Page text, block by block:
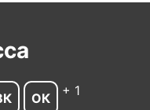
ОК + 1